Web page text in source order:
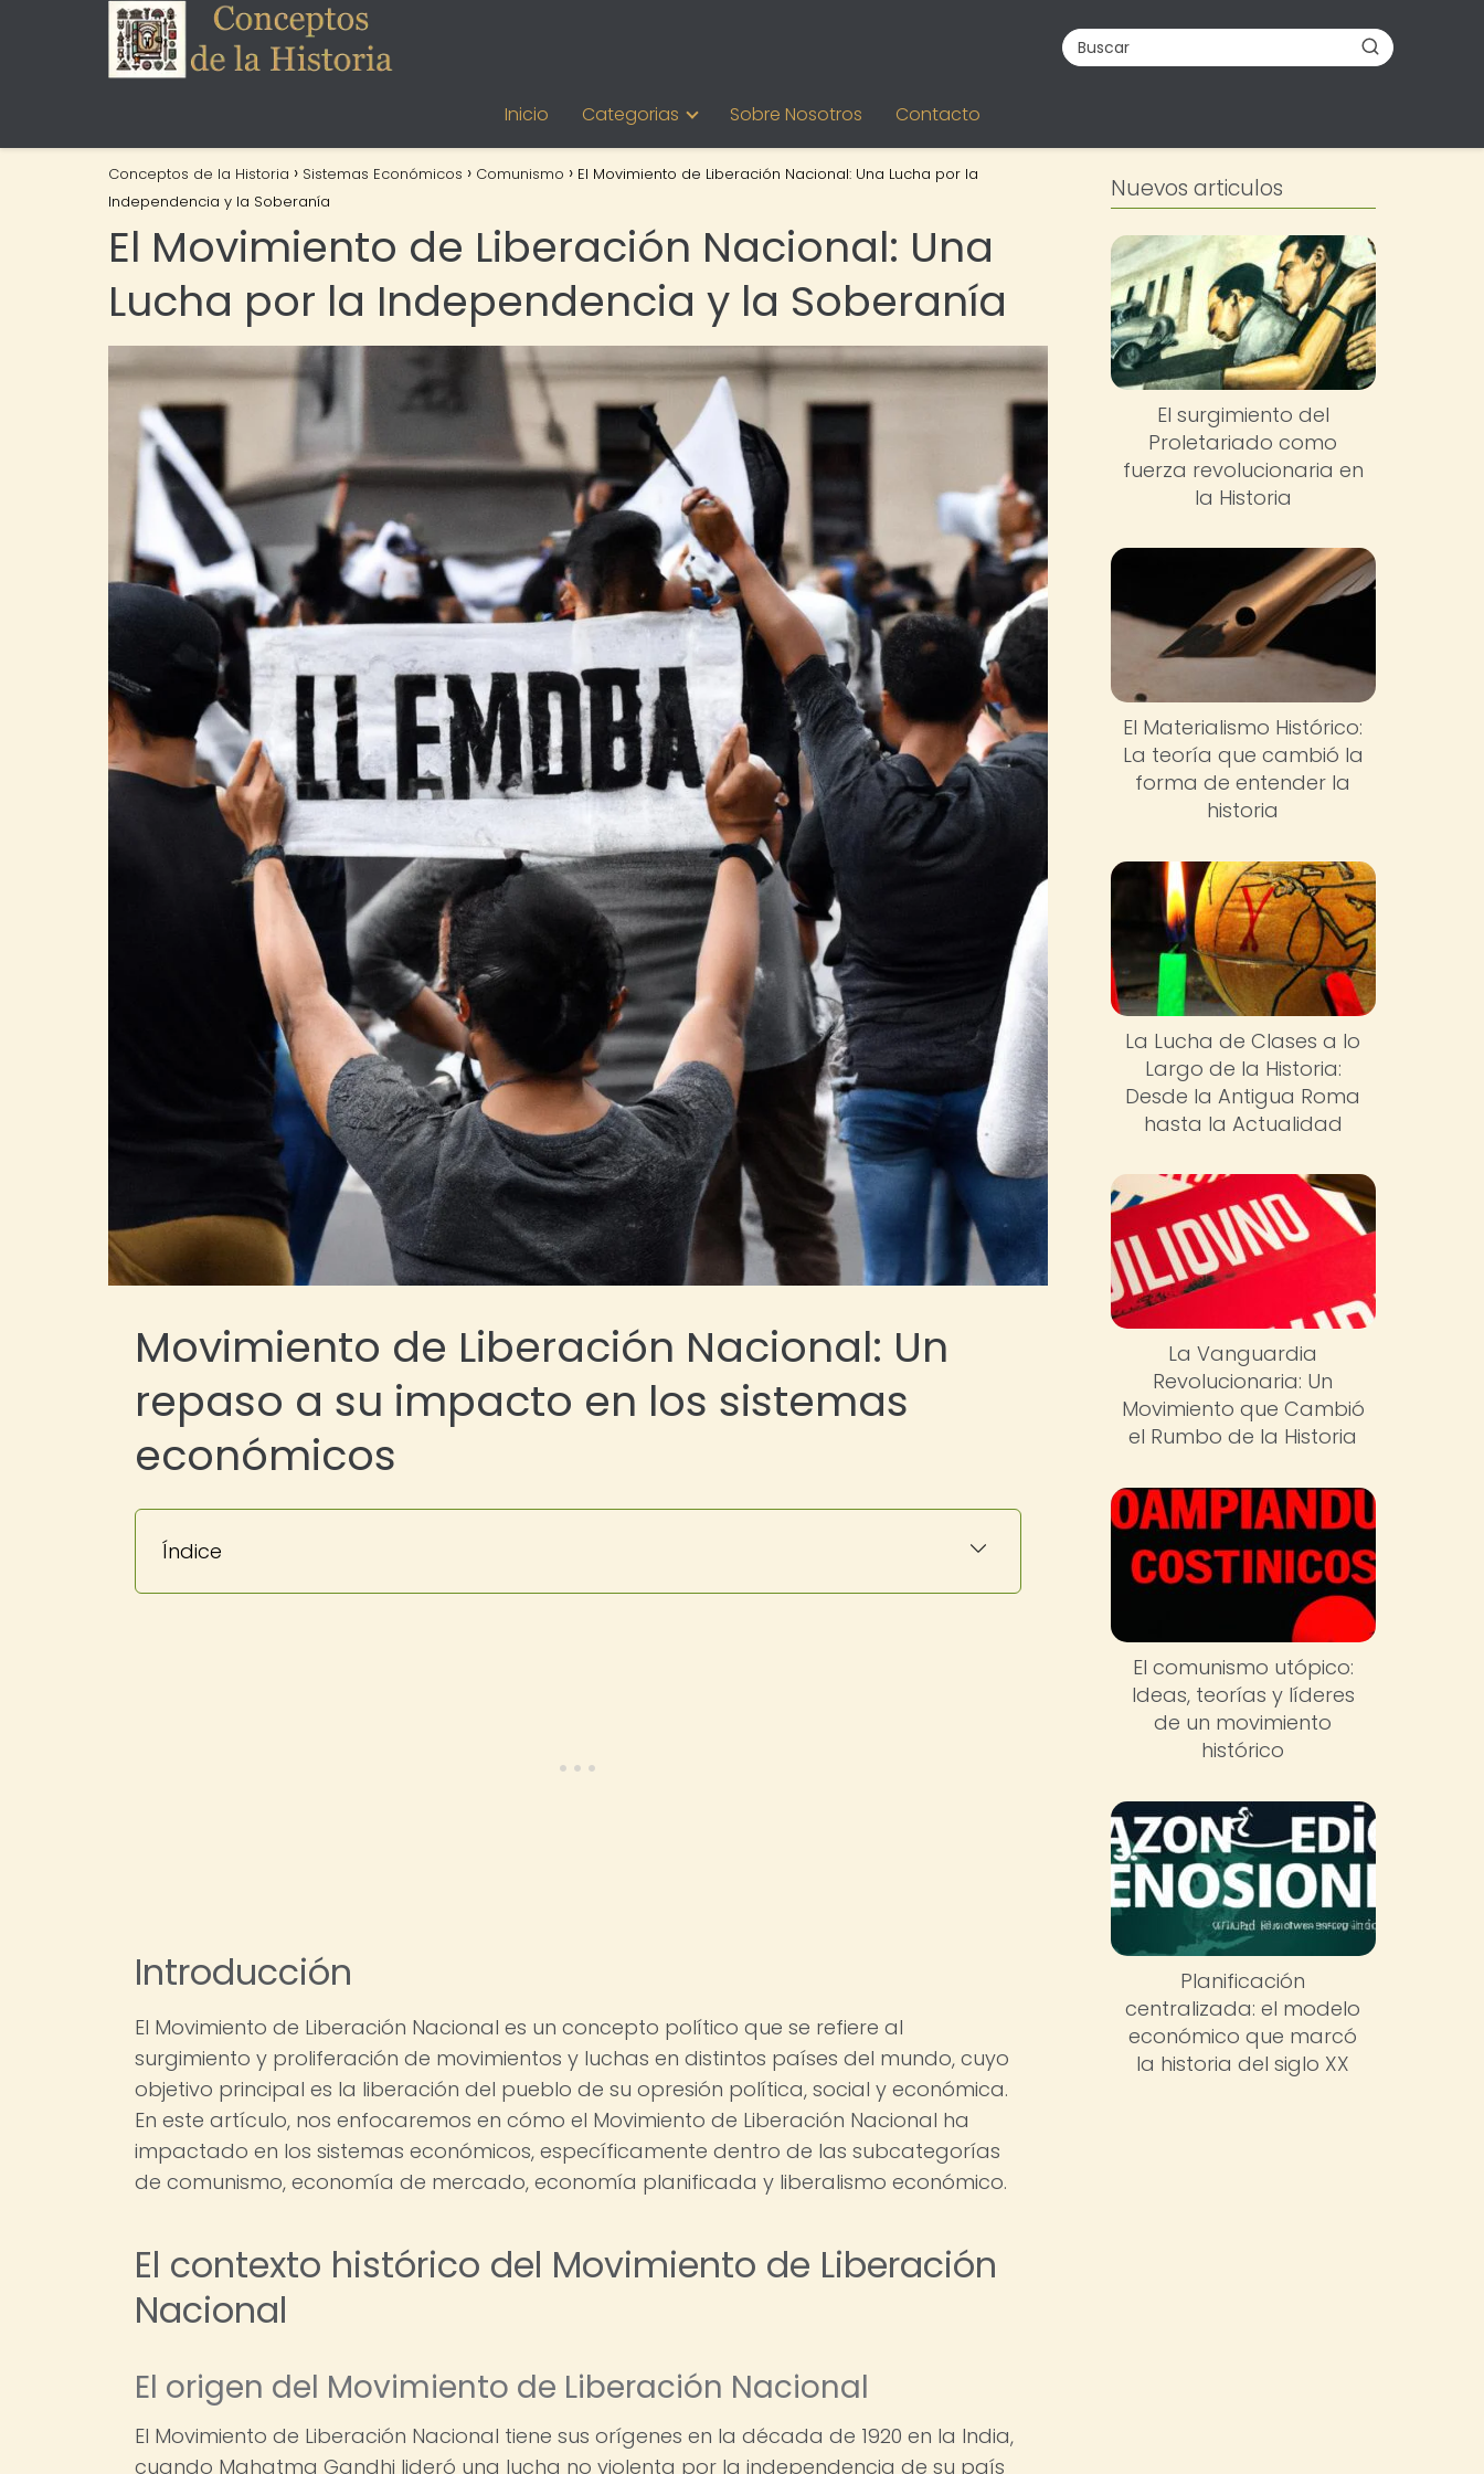
Inicio Categorias Sobre Nosotros Contacto
Conceptos de la Historia Sistemas Económicos Comunismo
El Movimiento de Liberación Nacional: Una Lucha por la
Independencia y la Soberanía
El Movimiento de Liberación Nacional: Una
Lucha por la Independencia y la Soberanía
Movimiento de Liberación Nacional: Un
repaso a su impacto en los sistemas
económicos
Índice
Introducción
El Movimiento de Liberación Nacional es un concepto político que se refiere al
surgimiento y proliferación de movimientos y luchas en distintos países del mundo, cuyo
objetivo principal es la liberación del pueblo de su opresión política, social y económica.
En este artículo, nos enfocaremos en cómo el Movimiento de Liberación Nacional ha
impactado en los sistemas económicos, específicamente dentro de las subcategorías
de comunismo, economía de mercado, economía planificada y liberalismo económico.
El contexto histórico del Movimiento de Liberación
Nacional
El origen del Movimiento de Liberación Nacional
El Movimiento de Liberación Nacional tiene sus orígenes en la década de 1920 en la India,
cuando Mahatma Gandhi lideró una lucha no violenta por la independencia de su país
Nuevos articulos
El surgimiento del
Proletariado como
fuerza revolucionaria en
la Historia
El Materialismo Histórico:
La teoría que cambió la
forma de entender la
historia
La Lucha de Clases a lo
Largo de la Historia:
Desde la Antigua Roma
hasta la Actualidad
La Vanguardia
Revolucionaria: Un
Movimiento que Cambió
el Rumbo de la Historia
El comunismo utópico:
Ideas, teorías y líderes
de un movimiento
histórico
Planificación
centralizada: el modelo
económico que marcó
la historia del siglo XX